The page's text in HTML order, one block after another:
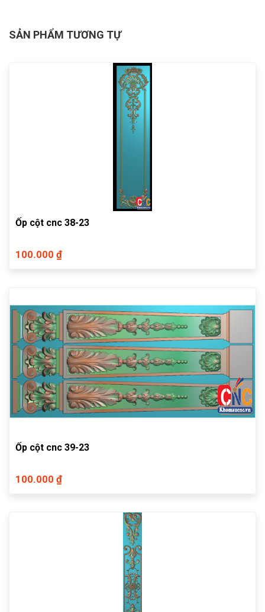
SẢN PHẨM TƯƠNG TỰ
Ốp cột cnc 38-23
100.000 ₫
Ốp cột cnc 39-23
100.000 ₫